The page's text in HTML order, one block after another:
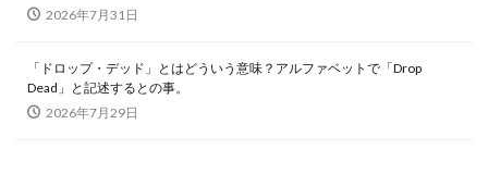
2026年7月31日
「ドロップ・デッド」とはどういう意味？アルファベットで「Drop
Dead」と記述するとの事。
2026年7月29日